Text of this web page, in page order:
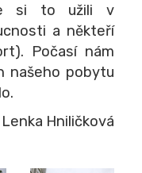
si to užili v
a někteří
Počasí nám
našeho pobytu
Lenka Hniličková